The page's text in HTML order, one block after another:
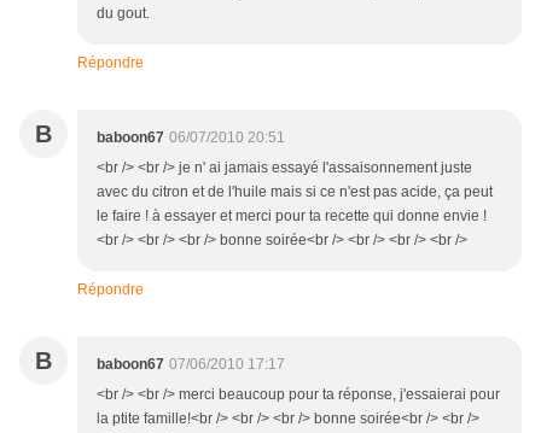
du gout.
Répondre
B baboon67 06/07/2010 20:51
<br /> <br /> je n' ai jamais essayé l'assaisonnement juste
avec du citron et de l'huile mais si ce n'est pas acide, ça peut
le faire ! à essayer et merci pour ta recette qui donne envie !
<br /> <br /> <br /> bonne soirée<br /> <br /> <br /> <br />
Répondre
B baboon67 07/06/2010 17:17
<br /> <br /> merci beaucoup pour ta réponse, j'essaierai pour
la ptite famille!<br /> <br /> <br /> bonne soirée<br /> <br />